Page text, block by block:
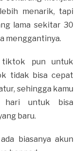
menarik, tapi
lama sekitar 30
menggantinya.
tiktok pun untuk
tidak bisa cepat
sehingga kamu
hari untuk bisa
baru.
biasanya akun